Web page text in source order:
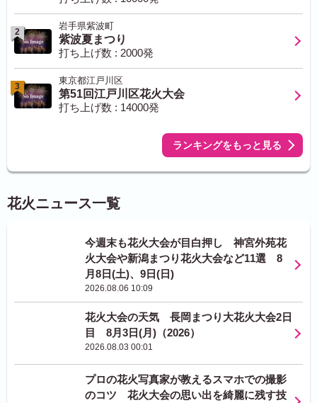
2
岩手県紫波町
紫波夏まつり
打ち上げ数 : 2000発
3
東京都江戸川区
第51回江戸川区花火大会
打ち上げ数 : 14000発
ランキングをもっと見る
花火ニュース一覧
今週末も花火大会が目白押し 神宮外苑花
火大会や新潟まつり花火大会など11選 8
月8日(土)、9日(日)
2026.08.06 10:09
花火大会の天気 長岡まつり大花火大会2日
目 8月3日(月)（2026）
2026.08.03 00:01
プロの花火写真家が教えるスマホでの撮影
のコツ 花火大会の思い出を綺麗に残す技